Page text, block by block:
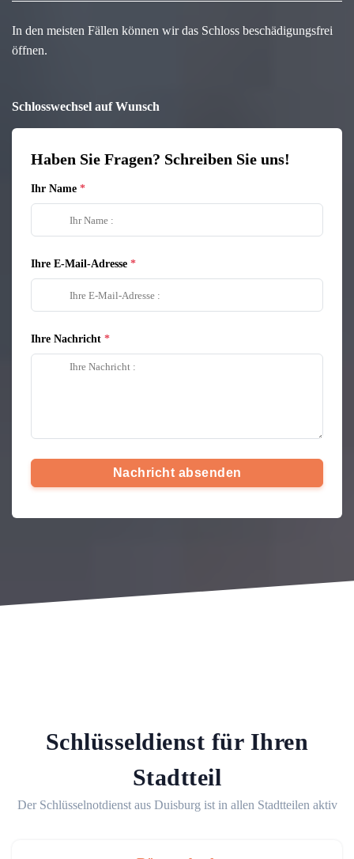
In den meisten Fällen können wir das Schloss beschädigungsfrei
öffnen.
Schlosswechsel auf Wunsch
Haben Sie Fragen? Schreiben Sie uns!
Ihr Name
Ihre E-Mail-Adresse
Ihre Nachricht
Nachricht absenden
Schlüsseldienst für Ihren
Stadtteil
Der Schlüsselnotdienst aus Duisburg ist in allen Stadtteilen aktiv